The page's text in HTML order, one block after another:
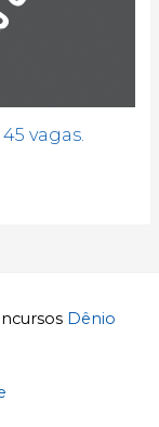
vagas.
Dênio